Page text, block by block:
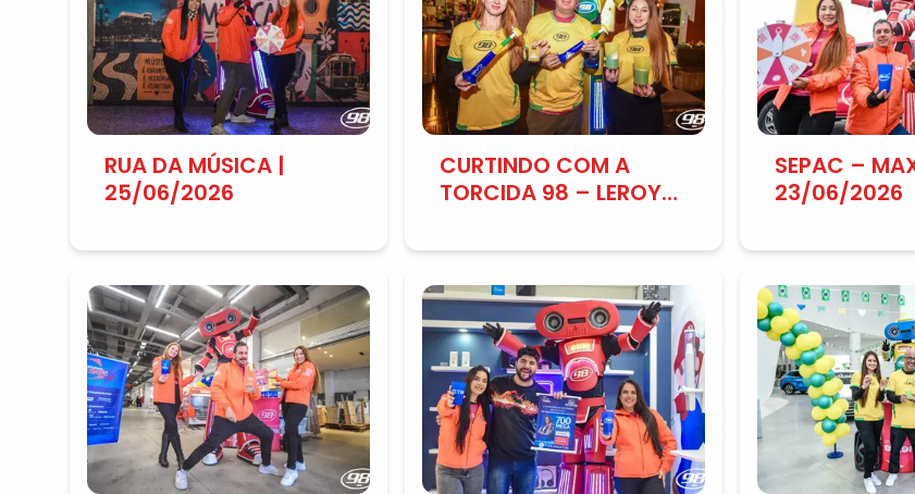
RUA DA MÚSICA |
25/06/2026
CURTINDO COM A
TORCIDA 98 – LEROY
24/06/2026
SEPAC –
23/06/2026